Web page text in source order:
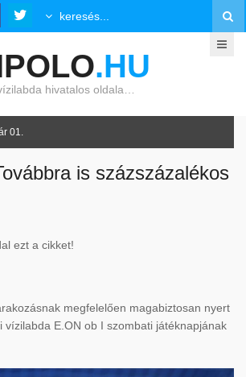
.HU
hivatalos oldala…
01.
is százszázalékos
ezt a cikket!
megfelelően magabiztosan nyert
vízilabda E.ON ob I szombati játéknapjának